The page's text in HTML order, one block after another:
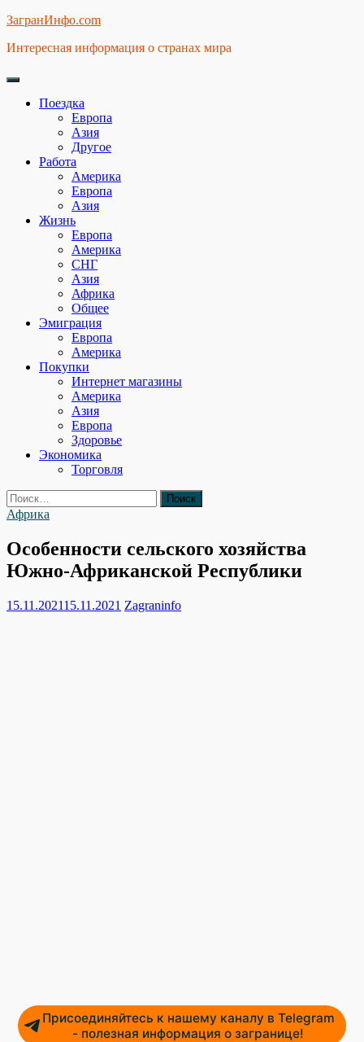
Skip
content
ЗагранИнфо.com
Интересная информация о странах мира
Поездка
Европа
Азия
Другое
Работа
Америка
Европа
Азия
Жизнь
Европа
Америка
СНГ
Азия
Африка
Общее
Эмиграция
Европа
Америка
Покупки
Интернет магазины
Америка
Азия
Европа
Здоровье
Экономика
Торговля
Найти:
Африка
Особенности сельского хозяйства
Южно-Африканской Республики
15.11.202115.11.2021 Zagraninfo
Присоединяйтесь к нашему каналу в Telegram
- полезная информация о загранице!